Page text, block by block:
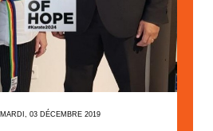
MARDI, 03 DÉCEMBRE 2019